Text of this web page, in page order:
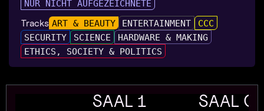
NUR NICHT AUFGEZEICHNETE
Tracks ART & BEAUTY ENTERTAINMENT
CCC
SECURITY
SCIENCE
HARDWARE & MAKING
ETHICS, SOCIETY & POLITICS
SAAL 1 SAAL